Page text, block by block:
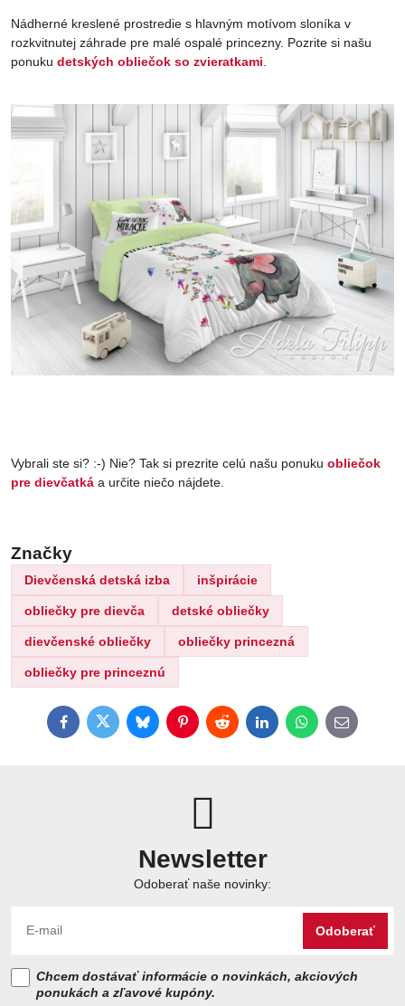
Nádherné kreslené prostredie s hlavným motívom sloníka v
rozkvitnutej záhrade pre malé ospalé princezny. Pozrite si našu
ponuku detských obliečok so zvieratkami
Vybrali ste si? :-) Nie? Tak si prezrite celú našu ponuku obliečok
pre dievčatká a určite niečo nájdete.
Značky
Dievčenská detská izba inšpirácie
obliečky pre dievča detské obliečky
dievčenské obliečky obliečky princezná
obliečky pre princeznú
FacebookTwitterBlueskyPinterestRedditLinkedInWhatsApp
E-
mail
Newsletter
Odoberať naše novinky:
Odoberať
Chcem dostávať informácie o novinkách, akciových
ponukách a zľavové kupóny.